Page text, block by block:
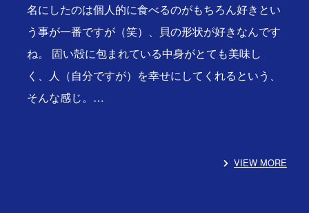
名にしたのは個人的に食べるのがもちろん好きとい
う事が一番ですが（笑）、貝の形状が好きなんです
ね。 固い殻に包まれている中身がとても美味し
く、人（自分ですが）を幸せにしてくれるという、
そんな感じ。…
VIEW MORE